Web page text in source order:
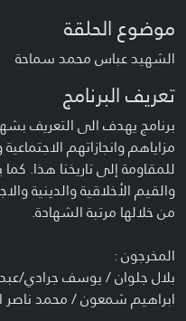
موضوع الحلقة
الشهيد عباس محمد سماحة
تعريف البرنامج
برنامج يهدف الى التعريف
مزاياهم وانجازاتهم
للمقاومة إلى تاريخنا هذا.
والقيم الأخلاقية والدينية
من خلالها مرتبة الشهادة.
المخرجون :
بلال جلوان / يوسف جرادي/
ابراهيم شمعون / محمد ناصر